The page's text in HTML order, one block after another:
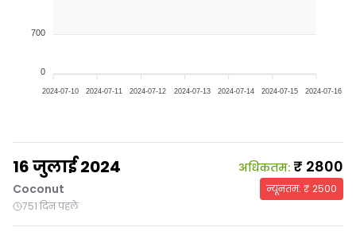
700
0
2024-07-10 2024-07-11 2024-07-12 2024-07-13 2024-07-14 2024-07-15 2024-07-16
16 जुलाई 2024
Coconut
751 दिन पहले
अधिकतम: ₹ 2800
न्यूनतम: ₹2500